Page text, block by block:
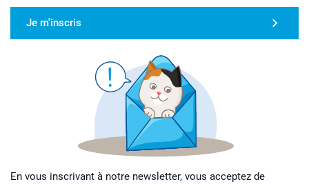
Je m'inscris
En vous inscrivant à notre newsletter, vous acceptez de